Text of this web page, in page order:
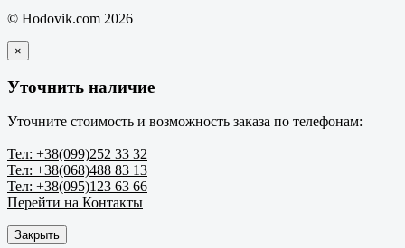
© Hodovik.com 2026
×
Уточнить наличие
Уточните стоимость и возможность заказа по телефонам:
Тел: +38(099)252 33 32
Тел: +38(068)488 83 13
Тел: +38(095)123 63 66
Перейти на Контакты
Закрыть